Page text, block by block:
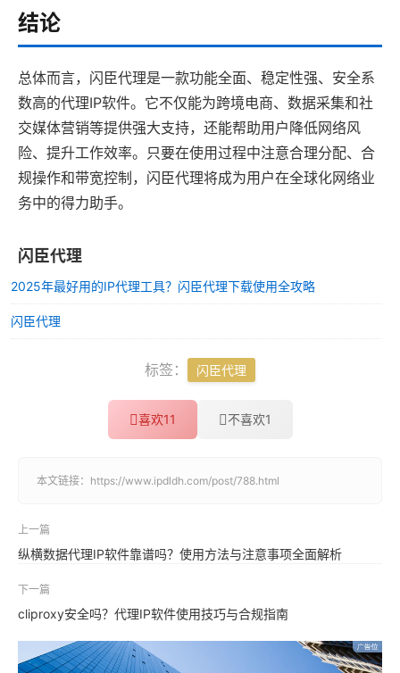
结论
总体而言，闪臣代理是一款功能全面、稳定性强、安全系
数高的代理IP软件。它不仅能为跨境电商、数据采集和社
交媒体营销等提供强大支持，还能帮助用户降低网络风
险、提升工作效率。只要在使用过程中注意合理分配、合
规操作和带宽控制，闪臣代理将成为用户在全球化网络业
务中的得力助手。
闪臣代理
2025年最好用的IP代理工具？闪臣代理下载使用全攻略
闪臣代理
标签： 闪臣代理
喜欢11 不喜欢1
本文链接： https://www.ipdldh.com/post/788.html
上一篇
纵横数据代理IP软件靠谱吗？使用方法与注意事项全面解析
下一篇
cliproxy安全吗？代理IP软件使用技巧与合规指南